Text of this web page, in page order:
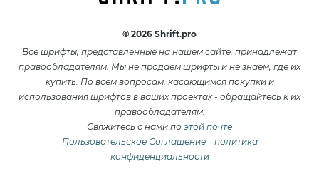
© 2026 Shrift.pro
Все шрифты, представленные на нашем сайте, принадлежат
правообладателям. Мы не продаем шрифты и не знаем, где их
купить. По всем вопросам, касающимся покупки и
использования шрифтов в ваших проектах - обращайтесь к их
правообладателям.
Свяжитесь с нами по этой почте
Пользовательское Соглашение
политика
конфиденциальности